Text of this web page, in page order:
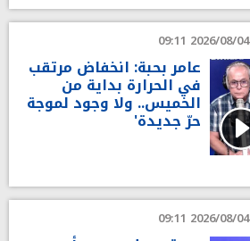
2026/08/04 09:11
عامر بحبة: انخفاض مرتقب
في الحرارة بداية من
الخميس.. ولا وجود لموجة
حرّ جديدة'
2026/08/04 09:11